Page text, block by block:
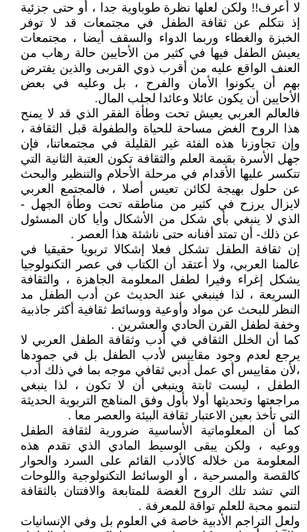
لا أعرف!! ولكن لعلها نظرة طوباوية جدا ، أو حتى جزئية
إذ نتكلم عن ثقافة الطفل في مجتمعات قد لا توفر
الخبزة والغطاء وربما الدواء والسقف أيضا ، مجتمعات
يعيش الطفل فيها في كثير من الأحايين حالة رهاب من
العنف الواقع عليه من أقرب ذوي القربى والذين يفترض
بهم أن يكونوا الأمان والفرح ، بل وعليه في بعض
الأحايين أن يكون عائلا وعائدا لجلب المال.
فالعالم العربي يعيش تحت وطأة الفقر الذي قد لا يمنح
هذا الروح الغض مساحة للحياة والطفولة قبل الثقافة ،
وإن تجاوزنا هذه الفئة غير القليلة في مجتمعاتنا، فإن
جهل الأسرة بقيمة العلم والثقافة تكون العتبة الثانية التي
تتكسر عليها الأقدام في مرحلة الأحلام والتنظير والبحث
عن حلول بهيجة لكائن تعيس أصلا ، فالمجتمع العربي
لايزال يرزح في كثير من مناطقه تحت وطأة الجهل -
الذي لا ينبغي بأي شكل من الأشكال وأيا كان المسئول
عن ذلك- أن تمتد أفنانه حتى ناشئة هذا العصر .
إن ثقافة الطفل تشكل فعلا إشكالا تربويا حقيقيا في
عالمنا العربي، ولا أعتقد أن الكتاب في عصر التكنولوجيا
يشكل إغراء وفيرا لطفل المعلومة الجاهزة ، والثقافة
السريعة ، لذا فينبغي عند الحديث عن أدب الطفل مد
النظر للبحث عن مواد وأوعية ووسائط ثقافية أكثر جاذبية
وخفة لطفل القرن الحادي والعشرين .
كما أن الخلل الثقافي في أدب وثقافة الطفل العربي لا
يرجع لعدم وجود مقاييس لأدب الطفل بل في جمودها
،لأن مقاييس أي عمل أدبي ثقافي موجه بما في ذلك أدب
الطفل ، ليست ثابتة وينبغي أن لا تكون ، لذا ينبغي
مراجعتها وتحديثها أولا بأول وفق المناهج التربوية الحديثة
التي تأخذ بعين الاعتبار ثقافة البيئة والعصر معا .
كما أن المعلوماتية الأساسية ضرورية لثقافة الطفل
ووعيه ، ولكن يبقى الوسيط المادي الذي تقدم هذه
المعلومة من خلاله كالأدب القائم على السرد والحوار
كالقصة والمسرحية ، أو الوسائط التكنولوجية واللوحات
التي تشد تلك الروح الغضة للمتابعة والافتتان بالثقافة
لتنمو محبة للعلم تواقة للمعرفة .
ولعل التراجم الأدبية خاصة في العلوم بل وفي الإنسانيات